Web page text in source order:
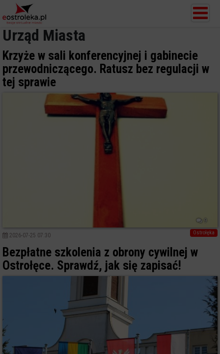
Urząd Miasta
Krzyże w sali konferencyjnej i gabinecie
przewodniczącego. Ratusz bez regulacji w
tej sprawie
9
Ostrołęka
2026-07-25 07:30
Bezpłatne szkolenia z obrony cywilnej w
Ostrołęce. Sprawdź, jak się zapisać!